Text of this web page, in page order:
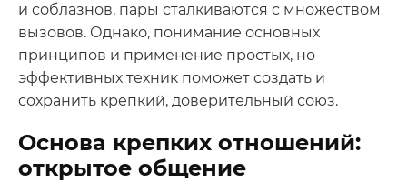
и соблазнов, пары сталкиваются с множеством
вызовов. Однако, понимание основных
принципов и применение простых, но
эффективных техник поможет создать и
сохранить крепкий, доверительный союз.
Основа крепких отношений:
открытое общение